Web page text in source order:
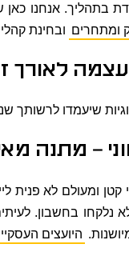
בתהליך. אנחנו
ומתחרים ובחינת
לאורך
שיעמדו לרשותך
– מתנה
ומעולם לא פנית
נלקחו בחשבון.
היועצים